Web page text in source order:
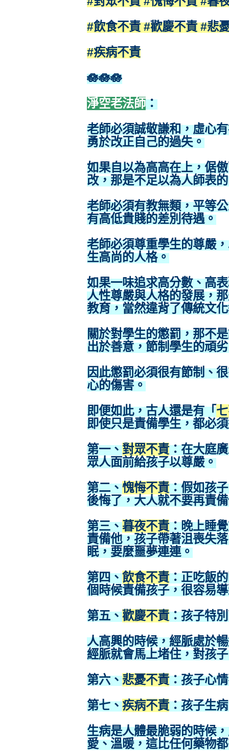
#飲食不責 #歡慶不責 #悲
#疾病不責
🪷🪷🪷
淨空老法師：
老師必須誠敬謙和，虛心
勇於改正自己的過失。
如果自以為高高在上，倨
改，那是不足以為人師表
老師必須有教無類，平等
有高低貴賤的差別待遇。
老師必須尊重學生的尊嚴
生高尚的人格。
如果一味追求高分數、高
人性尊嚴與人格的發展，
教育，當然違背了傳統文
關於對學生的懲罰，那不
出於善意，節制學生的頑
因此懲罰必須很有節制、
心的傷害。
即便如此，古人還是有「
即使只是責備學生，都必
第一、對眾不責：在大庭
眾人面前給孩子以尊嚴。
第二、愧悔不責：假如孩
後悔了，大人就不要再責
第三、暮夜不責：晚上睡
責備他，孩子帶著沮喪失
眠，要麼噩夢連連。
第四、飲食不責：正吃飯
個時候責備孩子，很容易
第五、歡慶不責：孩子特
人高興的時候，經脈處於
經脈就會馬上堵住，對孩
第六、悲憂不責：孩子心
第七、疾病不責：孩子生
生病是人體最脆弱的時候
愛、溫暖，這比任何藥物